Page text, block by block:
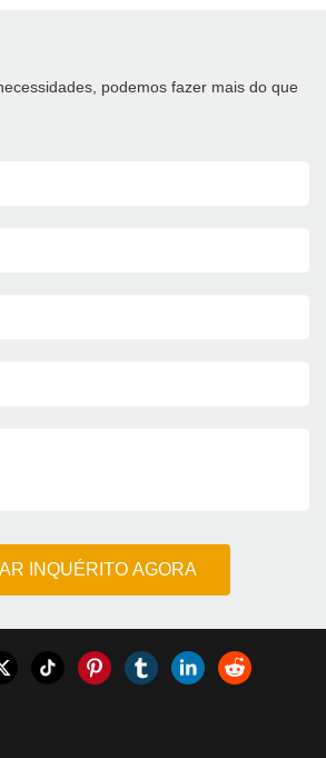
podemos fazer mais do que
INQUÉRITO AGORA